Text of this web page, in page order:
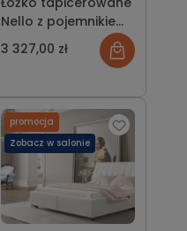
Nello z pojemnikiem
lub bez
3 327,00 zł
promocja
Zobacz w salonie